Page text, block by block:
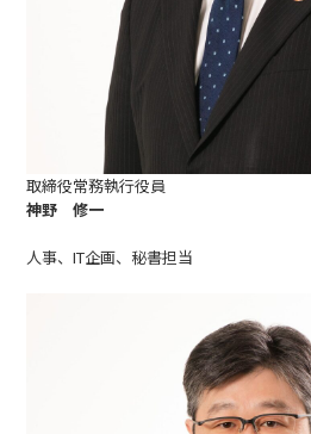
取締役常務執行役員
神野 修一
人事、IT企画、秘書担当